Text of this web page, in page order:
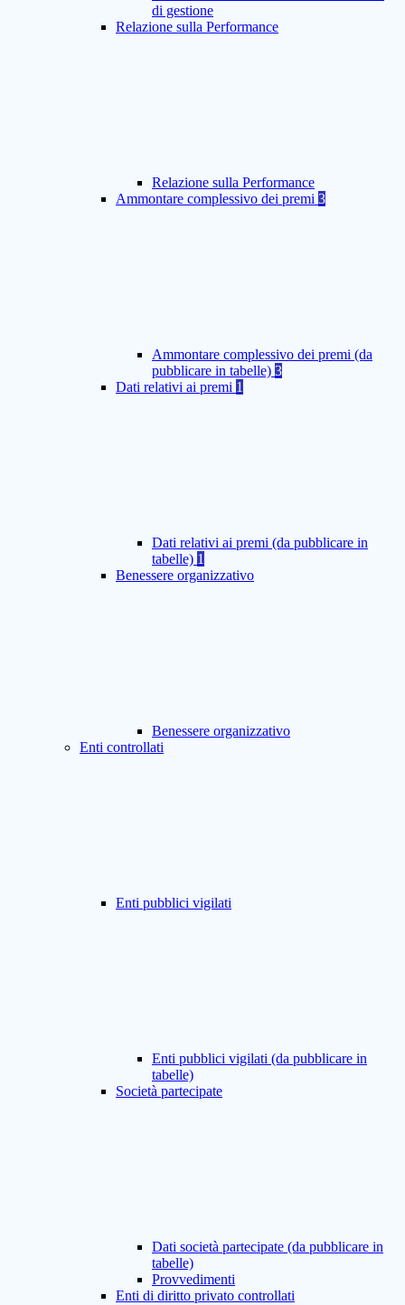
di gestione
Relazione sulla Performance
Relazione sulla Performance
Ammontare complessivo dei premi 3
Ammontare complessivo dei premi (da
pubblicare in tabelle) 3
Dati relativi ai premi 1
Dati relativi ai premi (da pubblicare in
tabelle) 1
Benessere organizzativo
Benessere organizzativo
Enti controllati
Enti pubblici vigilati
Enti pubblici vigilati (da pubblicare in
tabelle)
Società partecipate
Dati società partecipate (da pubblicare in
tabelle)
Provvedimenti
Enti di diritto privato controllati